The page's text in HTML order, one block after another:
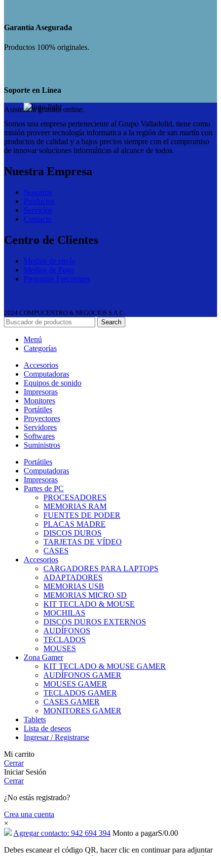
Garantía Asegurada
Productos 100% originales.
Soporte en Línea
Asistencia gratuita online.
Somos una empresa perteneciente al Grupo Valladolid, tiene como
misión proveer tecnología informatica a la región de san martín con
productos de calidad y a bajos precios siempre con el compromiso
de innovar soluciones informáticas al alcance de todos.
Nuestra Empresa
Nosotros
Productos
Servicios
Contacto
Centro de Clientes
Medios de envío
Medios de Pago
Preguntas Frecuentes
2024 COMPUCENTRO & NEGOCIOS S.A.C.
Search
Menú
Categorías
Accesorios
Computadoras
Equipos de sonido
Impresoras
Monitores
Portátiles
Proyectores
Servidores
Softwares
Suministros
Portátiles
Computadoras
Impresoras
Partes de PC
PROCESADORES
MEMORIAS RAM
FUENTES DE PODER
PLACAS MADRE
DISCOS DUROS
TARJETAS DE VÍDEO
CASES
Accesorios
CARGADORES PARA LAPTOPS
ADAPTADORES
MEMORIAS USB
MEMORIAS MICRO SD
KIT TECLADO & MOUSE
MOCHILAS
DISCOS DUROS EXTERNOS
AUDÍFONOS
TECLADOS
MOUSES
Zona Gamer
KIT TECLADO & MOUSE GAMER
AUDÍFONOS GAMER
MOUSES GAMER
TECLADOS GAMER
CASES GAMER
MONITORES GAMER
Tablets
Lista de deseos
Ingresar / Registrarse
Mi carrito
Cerrar
Iniciar Sesión
Cerrar
¿No estás registrado?
Crea una cuenta
×
Agregar contacto: 942 694 394 Monto a pagarS/0.00
Debes escanear el código QR, hacer clic en continuar para adjuntar